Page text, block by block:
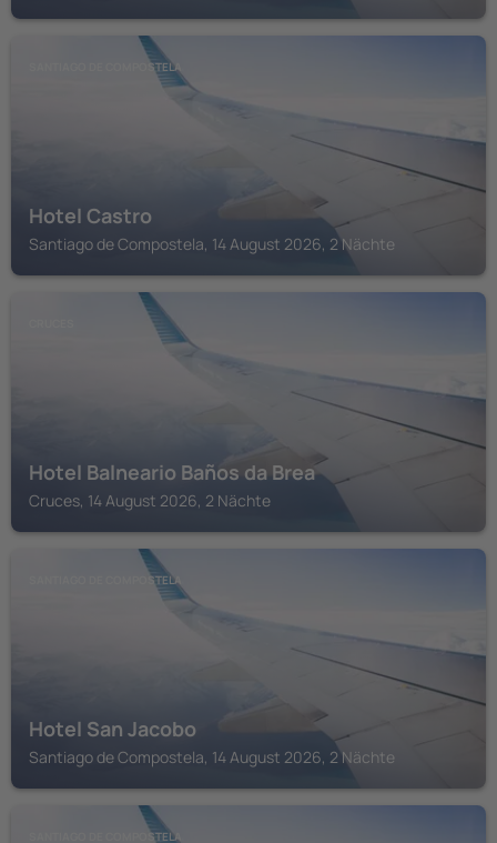
SANTIAGO DE COMPOSTELA
Hotel Castro
Santiago de Compostela, 14 August 2026, 2 Nächte
Hotel Balneario Baños da Brea
Cruces, 14 August 2026, 2 Nächte
SANTIAGO DE COMPOSTELA
Hotel San Jacobo
Santiago de Compostela, 14 August 2026, 2 Nächte
SANTIAGO DE COMPOSTELA